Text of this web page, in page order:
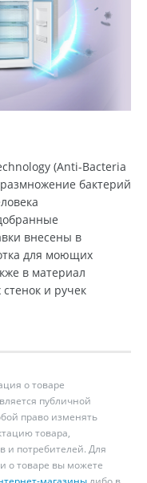
(Anti-Bacteria
бактерий
внесены в
для моющих
в материал
и ручек
о товаре
публичной
право изменять
товара,
и потребителей. Для
о товаре вы можете